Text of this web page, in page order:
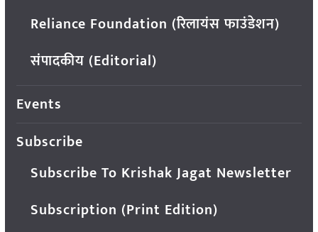
Reliance Foundation (रिलायंस फाउंडेशन)
संपादकीय (Editorial)
Events
Subscribe
Subscribe To Krishak Jagat Newsletter
Subscription (Print Edition)